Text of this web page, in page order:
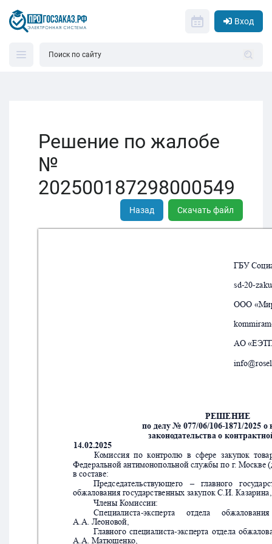
Вход
Решение по жалобе
№
202500187298000549
Назад Скачать файл
ГБУ
sd-20-
ООО
АО
РЕШЕНИЕ
по делу № 077/06/106-1871/2025 о
законодательства о
14.02.2025
Комиссия по контролю в сфере закупок т
Федеральной антимонопольной службы по г. Москве
в составе:
Председательствующего – главного госуда
обжалования государственных закупок С.И. Казарина,
Члены Комиссии:
Специалиста-эксперта отдела обжалования
А.А. Леоновой,
Главного специалиста-эксперта отдела
А.А. Матюшенко,